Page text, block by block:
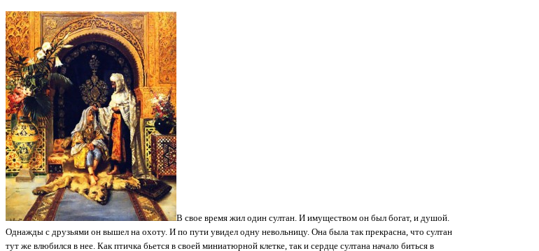
В свое время жил один султан. И имуществом он был богат, и душой.
Однажды с друзьями он вышел на охоту. И по пути увидел одну невольницу. Она была так прекрасна, что султан
тут же влюбился в нее. Как птичка бьется в своей миниатюрной клетке, так и сердце султана начало биться в